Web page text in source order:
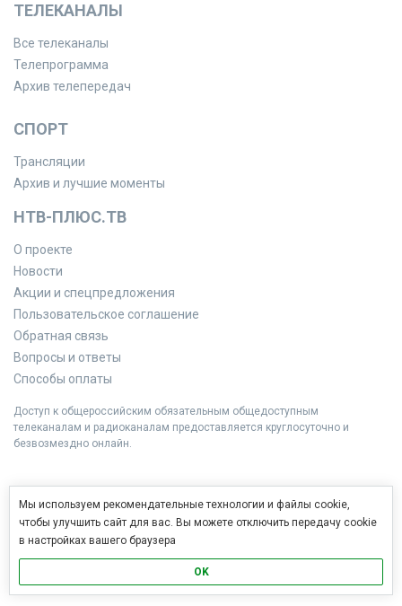
ТЕЛЕКАНАЛЫ
Все телеканалы
Телепрограмма
Архив телепередач
СПОРТ
Трансляции
Архив и лучшие моменты
НТВ-ПЛЮС.ТВ
О проекте
Новости
Акции и спецпредложения
Пользовательское соглашение
Обратная связь
Вопросы и ответы
Способы оплаты
Доступ к общероссийским обязательным общедоступным
телеканалам и радиоканалам предоставляется круглосуточно и
безвозмездно онлайн.
Мы используем рекомендательные технологии и файлы cookie,
чтобы улучшить сайт для вас. Вы можете отключить передачу cookie
в настройках вашего браузера
OK